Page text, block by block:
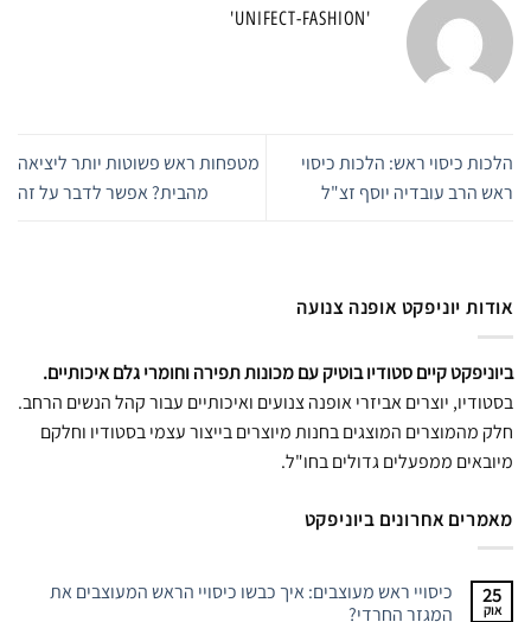
'UNIFECT-FASHION'
הלכות כיסוי ראש: הלכות כיסוי
ראש הרב עובדיה יוסף זצ"ל
מטפחות ראש פשוטות יותר ליציאה
מהבית? אפשר לדבר על זה
אודות יוניפקט אופנה צנועה
ביוניפקט קיים סטודיו בוטיק עם מכונות תפירה וחומרי גלם איכותיים.
בסטודיו, יוצרים אביזרי אופנה צנועים ואיכותיים עבור קהל הנשים הרחב.
חלק מהמוצרים המוצגים בחנות מיוצרים בייצור עצמי בסטודיו וחלקם
מיובאים ממפעלים גדולים בחו"ל.
מאמרים אחרונים ביוניפקט
25
אוק
כיסויי ראש מעוצבים: איך כבשו כיסויי הראש המעוצבים את
המגזר החרדי?